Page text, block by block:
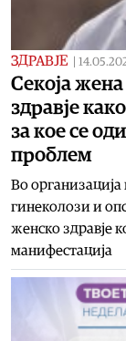
ЗДРАВЈЕ
Секоја
здравје
за кое се
проблем
Во организација
гинеколози и
женско здравје
манифестација